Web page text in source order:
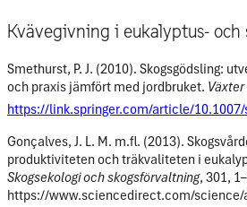
Kvävegivning i eukalyptus- och
Smethurst, P. J. (2010). Skogsgödsling:
och praxis jämfört med jordbruket.
https://link.springer.com/article/
Gonçalves, J. L. M. m.fl. (2013).
produktiviteten och träkvaliteten i
Skogsekologi och skogsförvaltning, 301,
https://www.sciencedirect.com/